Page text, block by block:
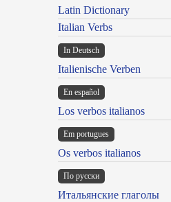
Latin Dictionary
Italian Verbs
In Deutsch
Italienische Verben
En español
Los verbos italianos
Em portugues
Os verbos italianos
По русски
Итальянские глаголы